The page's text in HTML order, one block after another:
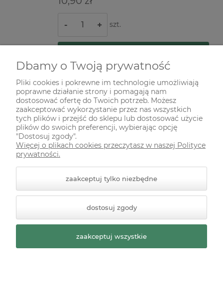
- + szt.
Papier ryżowy decoupage Asket A4
miękki króliki z kwiatkami
Dostępność: dostępny
10,90 zł
- + szt.
do koszyka
Dbamy o Twoją prywatność
Pliki cookies i pokrewne im technologie umożliwiają
poprawne działanie strony i pomagają nam
dostosować ofertę do Twoich potrzeb. Możesz
zaakceptować wykorzystanie przez nas wszystkich
tych plików i przejść do sklepu lub dostosować użycie
plików do swoich preferencji, wybierając opcję
"Dostosuj zgody".
Więcej o plikach cookies przeczytasz w naszej Polityce
prywatności.
zaakceptuj tylko niezbędne
dostosuj zgody
zaakceptuj wszystkie